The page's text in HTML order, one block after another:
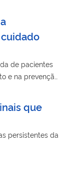
de pacientes
e na prevenção
que
persistentes da